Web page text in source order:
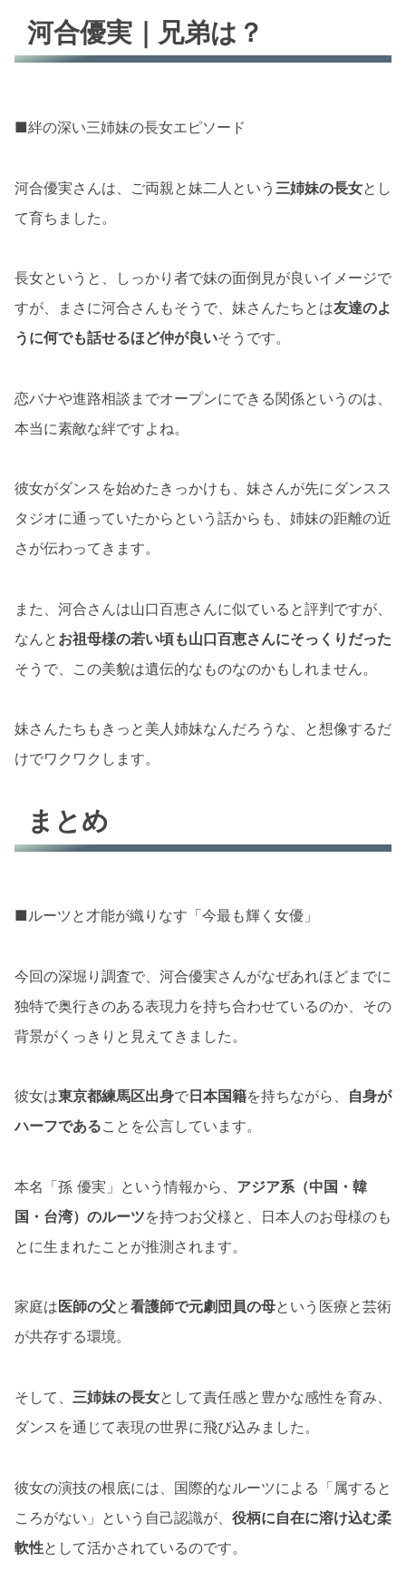
河合優実｜兄弟は？
■絆の深い三姉妹の長女エピソード
河合優実さんは、ご両親と妹二人という 三姉妹の長女とし
て育ちました。
長女というと、しっかり者で妹の面倒見が良いイメージで
すが、まさに河合さんもそうで、妹さんたちとは友達のよ
うに何でも話せるほど仲が良いそうです。
恋バナや進路相談までオープンにできる関係というのは、
本当に素敵な絆ですよね。
彼女がダンスを始めたきっかけも、妹さんが先にダンスス
タジオに通っていたからという話からも、姉妹の距離の近
さが伝わってきます。
また、河合さんは山口百恵さんに似ていると評判ですが、
なんと お祖母様の若い頃も山口百恵さんにそっくりだった
そうで、この美貌は遺伝的なものなのかもしれません。
妹さんたちもきっと美人姉妹なんだろうな、と想像するだ
けでワクワクします。
まとめ
■ルーツと才能が織りなす「今最も輝く女優」
今回の深堀り調査で、河合優実さんがなぜあれほどまでに
独特で奥行きのある表現力を持ち合わせているのか、その
背景がくっきりと見えてきました。
彼女は東京都練馬区出身で日本国籍を持ちながら、 自身が
ハーフであることを公言しています。
本名「孫 優実」という情報から、 アジア系（中国・韓
国・台湾）のルーツを持つお父様と、日本人のお母様のも
とに生まれたことが推測されます。
家庭は医師の父と看護師で元劇団員の母という医療と芸術
が共存する環境。
そして、 三姉妹の長女として責任感と豊かな感性を育み、
ダンスを通じて表現の世界に飛び込みました。
彼女の演技の根底には、国際的なルーツによる「属すると
ころがない」という自己認識が、 役柄に自在に溶け込む柔
軟性として活かされているのです。